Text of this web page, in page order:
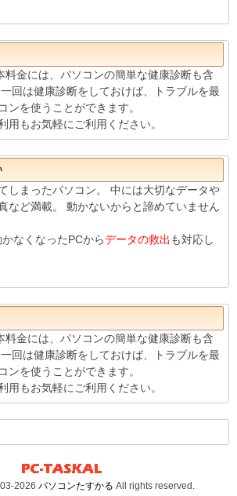
金には、パソコンの簡単な健康診断も含
回は健康診断をしておけば、トラブルを最
ンを使うことができます。
もお気軽にご利用ください。
しまったパソコン。 中には大切なデータや
など満載。 動かないからと諦めていません
なくなったPCからデータの救出 も対応し
金には、パソコンの簡単な健康診断も含
回は健康診断をしておけば、トラブルを最
ンを使うことができます。
もお気軽にご利用ください。
2026 パソコンたすかる All rights reserved.